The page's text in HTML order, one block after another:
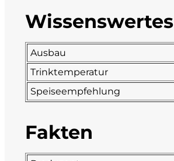
Wissenswertes
Ausbau
Trinktemperatur
Speiseempfehlung
Fakten
Giannicola di Carlo
J. Hofstätter
Il Borro
Kloster Neustift
La Calcinara